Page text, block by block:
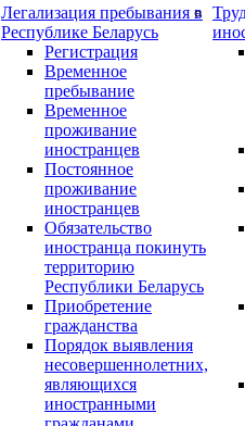
Легализация пребывания в
Республике Беларусь
Регистрация
Временное
пребывание
Временное
проживание
иностранцев
Постоянное
проживание
иностранцев
Обязательство
иностранца покинуть
территорию
Республики Беларусь
Приобретение
гражданства
Порядок выявления
несовершеннолетних,
являющихся
иностранными